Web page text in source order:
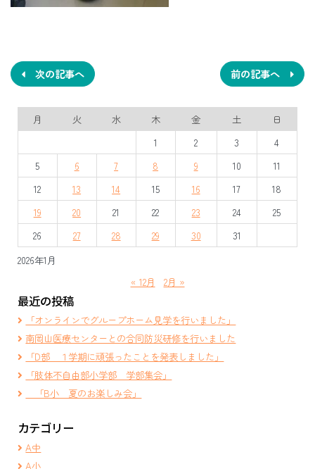
稿
ナ
ビ
ゲ
ー
シ
ョ
ン
前の記事へ
次の記事へ
2026年1月
月 火 水 木 金 土
日
1
2 3
4
5
6 7 8 9 10
11
12
13 14 15 16 17
18
19
20 21 22 23 24
25
26
27 28 29 30 31
« 12月 2月 »
最近の投稿
「オンラインでグループホーム見学を行いました」
南岡山医療センターとの合同防災研修を行いました
「D部 １学期に頑張ったことを発表しました」
「肢体不自由部小学部 学部集会」
「B小 夏のお楽しみ会」
カテゴリー
A中
A小